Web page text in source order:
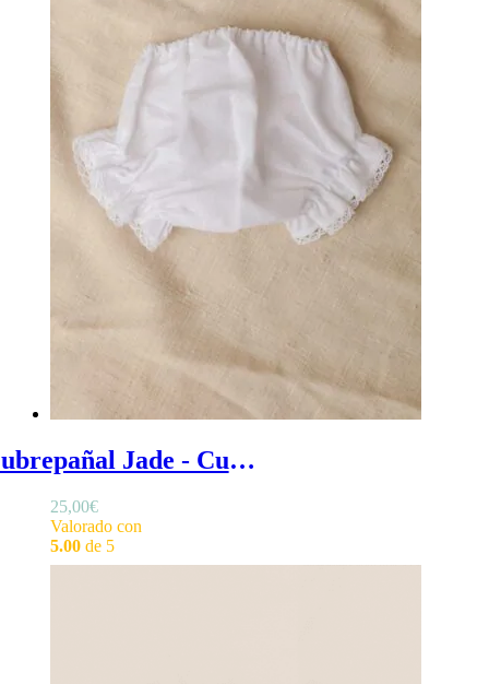
Cubrepañal Jade - Cubrepañal bebé blanco para bautizo en lino
25,00€
Valorado con
5.00 de 5